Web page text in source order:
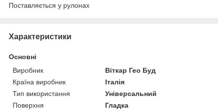
Поставляється у рулонах
Характеристики
Основні
Виробник
Віткар Гео Буд
Країна виробник
Італія
Тип використання
Універсальний
Поверхня
Гладка